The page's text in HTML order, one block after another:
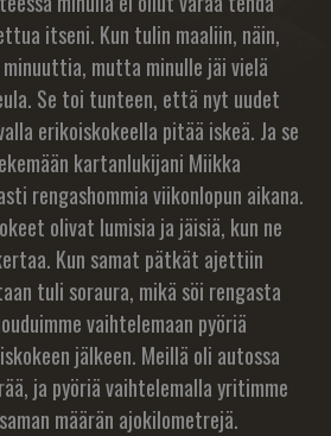
itseni. Kun tulin maaliin, näin,
mutta minulle jäi vielä
Se toi tunteen, että nyt uudet
erikoiskokeella pitää iskeä. Ja se
kartanlukijani Miikka
rengashommia viikonlopun aikana.
olivat lumisia ja jäisiä, kun ne
Kun samat pätkät ajettiin
tuli soraura, mikä söi rengasta
vaihtelemaan pyöriä
jälkeen. Meillä oli autossa
ja pyöriä vaihtelemalla yritimme
määrän ajokilometrejä.